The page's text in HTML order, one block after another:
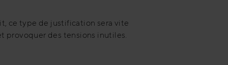
ce type de justification sera vite
provoquer des tensions inutiles.